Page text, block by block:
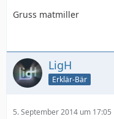
Gruss matmiller
LigH
Erklär-Bär
5. September 2014 um 17:05